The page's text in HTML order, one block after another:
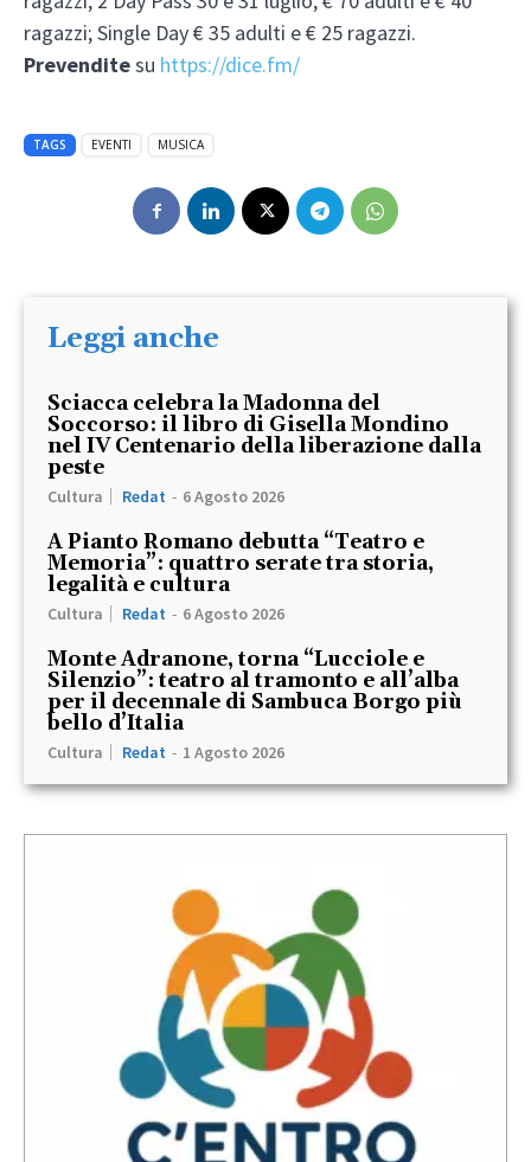
ragazzi; Single Day € 35 adulti e € 25 ragazzi.
Prevenditesu https://dice.fm/
TAGS EVENTI MUSICA
Leggi anche
Sciacca celebra la Madonna del
Soccorso: il libro di Gisella Mondino
nel IV Centenario della liberazione dalla
peste
Cultura Redat - 6 Agosto 2026
A Pianto Romano debutta “Teatro e
Memoria”: quattro serate tra storia,
legalità e cultura
Cultura Redat - 6 Agosto 2026
Monte Adranone, torna “Lucciole e
Silenzio”: teatro al tramonto e all’alba
per il decennale di Sambuca Borgo più
bello d’Italia
Cultura Redat - 1 Agosto 2026